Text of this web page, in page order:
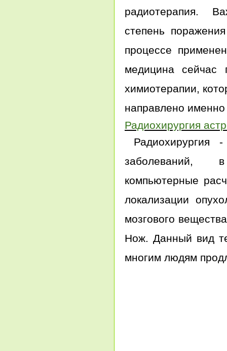
радиотерапия.
степень
процессе
медицина
химиотерапии,
направлено
Радиохирургия
Радиохирургия
заболеваний, в
компьютерные
локализации
мозгового
Нож. Данный вид
многим людям